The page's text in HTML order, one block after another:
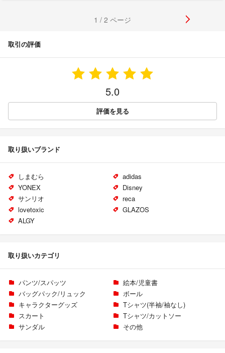
1 / 2 ページ
取引の評価
5.0
評価を見る
取り扱いブランド
しまむら
adidas
YONEX
Disney
サンリオ
reca
lovetoxic
GLAZOS
ALGY
取り扱いカテゴリ
パンツ/スパッツ
絵本/児童書
バッグパック/リュック
ボール
キャラクターグッズ
Tシャツ(半袖/袖なし)
スカート
Tシャツ/カットソー
サンダル
その他